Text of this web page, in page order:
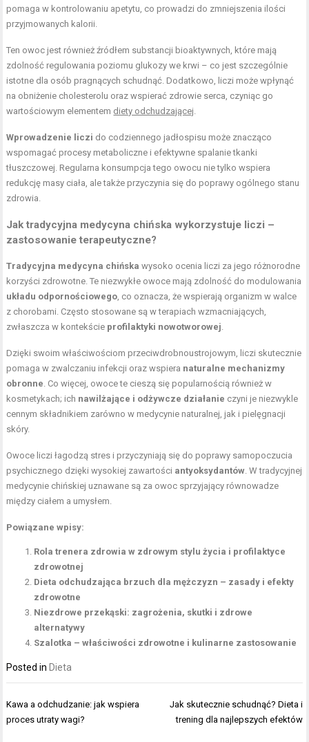
pomaga w kontrolowaniu apetytu, co prowadzi do zmniejszenia ilości
przyjmowanych kalorii.
Ten owoc jest również źródłem substancji bioaktywnych, które mają
zdolność regulowania poziomu glukozy we krwi – co jest szczególnie
istotne dla osób pragnących schudnąć. Dodatkowo, liczi może wpłynąć
na obniżenie cholesterolu oraz wspierać zdrowie serca, czyniąc go
wartościowym elementem diety odchudzającej.
Wprowadzenie liczi do codziennego jadłospisu może znacząco
wspomagać procesy metaboliczne i efektywne spalanie tkanki
tłuszczowej. Regularna konsumpcja tego owocu nie tylko wspiera
redukcję masy ciała, ale także przyczynia się do poprawy ogólnego stanu
zdrowia.
Jak tradycyjna medycyna chińska wykorzystuje liczi –
zastosowanie terapeutyczne?
Tradycyjna medycyna chińska wysoko ocenia liczi za jego różnorodne
korzyści zdrowotne. Te niezwykłe owoce mają zdolność do modulowania
układu odpornościowego, co oznacza, że wspierają organizm w walce
z chorobami. Często stosowane są w terapiach wzmacniających,
zwłaszcza w kontekście profilaktyki nowotworowej.
Dzięki swoim właściwościom przeciwdrobnoustrojowym, liczi skutecznie
pomaga w zwalczaniu infekcji oraz wspiera naturalne mechanizmy
obronne. Co więcej, owoce te cieszą się popularnością również w
kosmetykach; ich nawilżające i odżywcze działanie czyni je niezwykle
cennym składnikiem zarówno w medycynie naturalnej, jak i pielęgnacji
skóry.
Owoce liczi łagodzą stres i przyczyniają się do poprawy samopoczucia
psychicznego dzięki wysokiej zawartości antyoksydantów. W tradycyjnej
medycynie chińskiej uznawane są za owoc sprzyjający równowadze
między ciałem a umysłem.
Powiązane wpisy:
Rola trenera zdrowia w zdrowym stylu życia i profilaktyce
zdrowotnej
Dieta odchudzająca brzuch dla mężczyzn – zasady i efekty
zdrowotne
Niezdrowe przekąski: zagrożenia, skutki i zdrowe
alternatywy
Szalotka – właściwości zdrowotne i kulinarne zastosowanie
Posted in Dieta
Nawigacja
wpisu
Kawa a odchudzanie: jak wspiera
proces utraty wagi?
Jak skutecznie schudnąć? Dieta i
trening dla najlepszych efektów